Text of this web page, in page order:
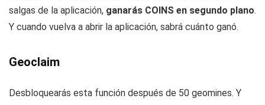
salgas de la aplicación, ganarás COINS en segundo plano.
Y cuando vuelva a abrir la aplicación, sabrá cuánto ganó.
Geoclaim
Desbloquearás esta función después de 50 geomines. Y